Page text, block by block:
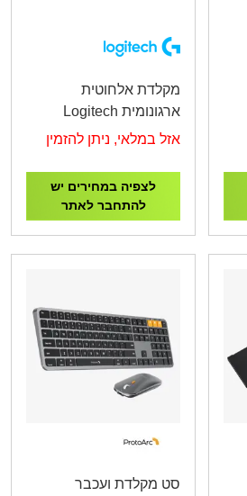
מקלדת אלחוטית
ארגונומית Logitech
Wave Keys
אזל במלאי, ניתן להזמין
לצפיה במחירים יש
להתחבר לאתר
סט מקלדת ועכבר